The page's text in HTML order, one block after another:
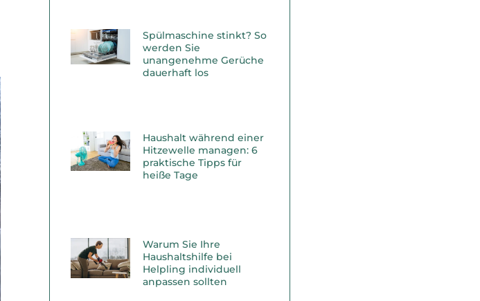
Spülmaschine stinkt? So
werden Sie
unangenehme Gerüche
dauerhaft los
Haushalt während einer
Hitzewelle managen: 6
praktische Tipps für
heiße Tage
Warum Sie Ihre
Haushaltshilfe bei
Helpling individuell
anpassen sollten